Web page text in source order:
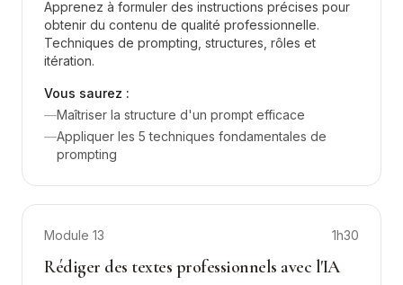
Apprenez à formuler des instructions précises pour
obtenir du contenu de qualité professionnelle.
Techniques de prompting, structures, rôles et
itération.
Vous saurez :
—Maîtriser la structure d'un prompt efficace
—Appliquer les 5 techniques fondamentales de
prompting
Module 13 1h30
Rédiger des textes professionnels avec l'IA